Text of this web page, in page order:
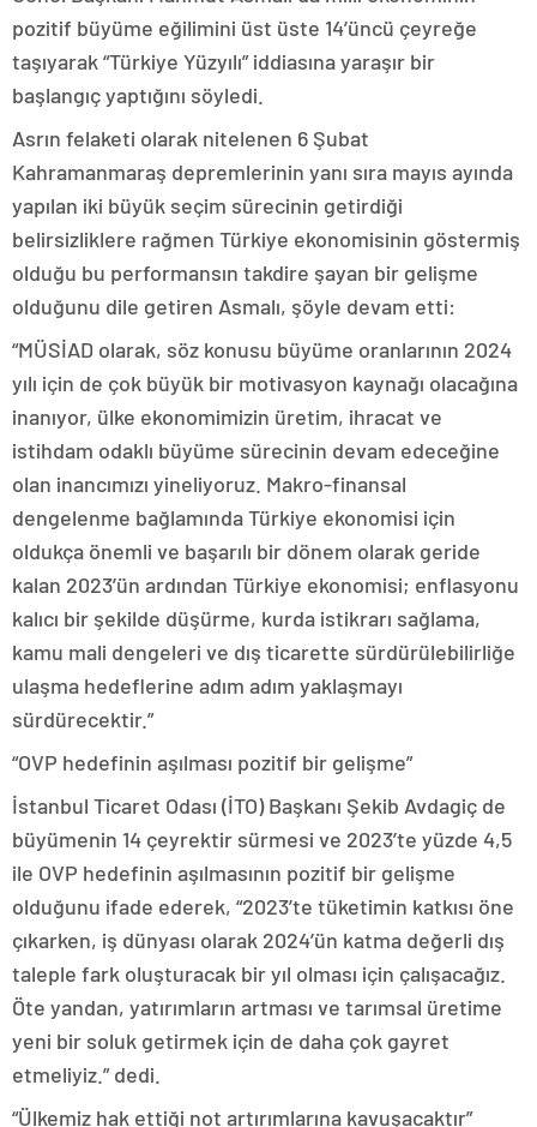
pozitif büyüme eğilimini üst üste 14’üncü çeyreğe
taşıyarak “Türkiye Yüzyılı” iddiasına yaraşır bir
başlangıç yaptığını söyledi.
Asrın felaketi olarak nitelenen 6 Şubat
Kahramanmaraş depremlerinin yanı sıra mayıs ayında
yapılan iki büyük seçim sürecinin getirdiği
belirsizliklere rağmen Türkiye ekonomisinin göstermiş
olduğu bu performansın takdire şayan bir gelişme
olduğunu dile getiren Asmalı, şöyle devam etti:
“MÜSİAD olarak, söz konusu büyüme oranlarının 2024
yılı için de çok büyük bir motivasyon kaynağı olacağına
inanıyor, ülke ekonomimizin üretim, ihracat ve
istihdam odaklı büyüme sürecinin devam edeceğine
olan inancımızı yineliyoruz. Makro-finansal
dengelenme bağlamında Türkiye ekonomisi için
oldukça önemli ve başarılı bir dönem olarak geride
kalan 2023’ün ardından Türkiye ekonomisi; enflasyonu
kalıcı bir şekilde düşürme, kurda istikrarı sağlama,
kamu mali dengeleri ve dış ticarette sürdürülebilirliğe
ulaşma hedeflerine adım adım yaklaşmayı
sürdürecektir.”
“OVP hedefinin aşılması pozitif bir gelişme”
İstanbul Ticaret Odası (İTO) Başkanı Şekib Avdagiç de
büyümenin 14 çeyrektir sürmesi ve 2023’te yüzde 4,5
ile OVP hedefinin aşılmasının pozitif bir gelişme
olduğunu ifade ederek, “2023’te tüketimin katkısı öne
çıkarken, iş dünyası olarak 2024’ün katma değerli dış
taleple fark oluşturacak bir yıl olması için çalışacağız.
Öte yandan, yatırımların artması ve tarımsal üretime
yeni bir soluk getirmek için de daha çok gayret
etmeliyiz.” dedi.
“Ülkemiz hak ettiği not artırımlarına kavuşacaktır”